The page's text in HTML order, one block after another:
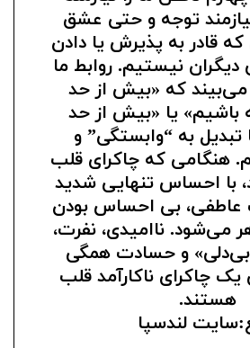
توجه و حتی عشق
قادر به پذیرش یا دادن
نیستیم. روابط ما
که «بیش از حد
یا «بیش از حد
تبدیل به “وابستگی” و
هنگامی که چاکرای قلب
با احساس تنهایی شدید
عاطفی، بی احساس بودن
می‌شود. ناامیدی، نفرت،
و حسادت همگی
چاکرای ناکارآمد قلب
هستند.
لندسپا